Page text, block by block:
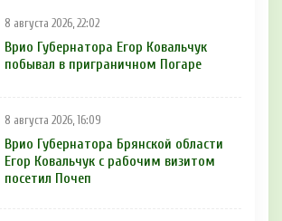
8 августа 2026, 22:02
Врио Губернатора Егор Ковальчук
побывал в приграничном Погаре
8 августа 2026, 16:09
Врио Губернатора Брянской области
Егор Ковальчук с рабочим визитом
посетил Почеп